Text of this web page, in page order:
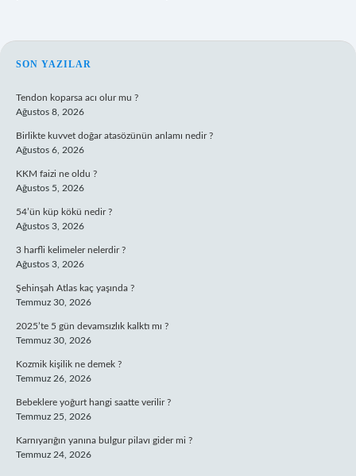
SIDEBAR
SON YAZILAR
Tendon koparsa acı olur mu ?
Ağustos 8, 2026
Birlikte kuvvet doğar atasözünün anlamı nedir ?
Ağustos 6, 2026
KKM faizi ne oldu ?
Ağustos 5, 2026
54’ün küp kökü nedir ?
Ağustos 3, 2026
3 harfli kelimeler nelerdir ?
Ağustos 3, 2026
Şehinşah Atlas kaç yaşında ?
Temmuz 30, 2026
2025’te 5 gün devamsızlık kalktı mı ?
Temmuz 30, 2026
Kozmik kişilik ne demek ?
Temmuz 26, 2026
Bebeklere yoğurt hangi saatte verilir ?
Temmuz 25, 2026
Karnıyarığın yanına bulgur pilavı gider mi ?
Temmuz 24, 2026